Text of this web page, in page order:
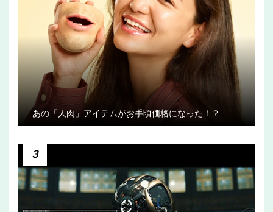
あの「人肉」アイテムがお手頃価格になった！？
3